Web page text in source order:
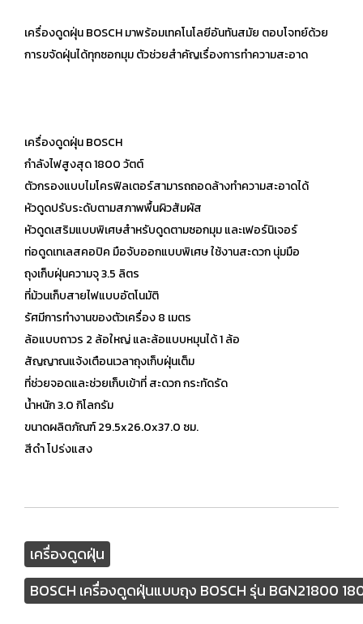
เครื่องดูดฝุ่น BOSCH มาพร้อมเทคโนโลยีอันทันสมัย ตอบโจทย์ด้วย
การขจัดฝุ่นได้ทุกซอกมุม ตัวช่วยสำคัญเรื่องการทำความสะอาด
เครื่องดูดฝุ่น BOSCH
กำลังไฟสูงสุด 1800 วัตต์
ตัวกรองแบบไมโครฟิลเตอร์สามารถถอดล้างทำความสะอาดได้
หัวดูดปรับระดับตามสภาพพื้นผิวสัมผัส
หัวดูดเสริมแบบพิเศษสำหรับดูดตามซอกมุม และเฟอร์นิเจอร์
ท่อดูดเทเลสคอปิค มือจับออกแบบพิเศษ ใช้งานสะดวก นุ่มมือ
ถุงเก็บฝุ่นความจุ 3.5 ลิตร
ที่ม้วนเก็บสายไฟแบบอัตโนมัติ
รัศมีการทำงานของตัวเครื่อง 8 เมตร
ล้อแบบถาวร 2 ล้อใหญ่ และล้อแบบหมุนได้ 1 ล้อ
สัญญาณแจ้งเตือนเวลาถุงเก็บฝุ่นเต็ม
ที่ช่วยจอดและช่วยเก็บเข้าที่ สะดวก กระทัดรัด
น้ำหนัก 3.0 กิโลกรัม
ขนาดผลิตภัณฑ์ 29.5x26.0x37.0 ซม.
สีดำ โปร่งแสง
เครื่องดูดฝุ่น
BOSCH เครื่องดูดฝุ่นแบบถุง BOSCH รุ่น BGN21800